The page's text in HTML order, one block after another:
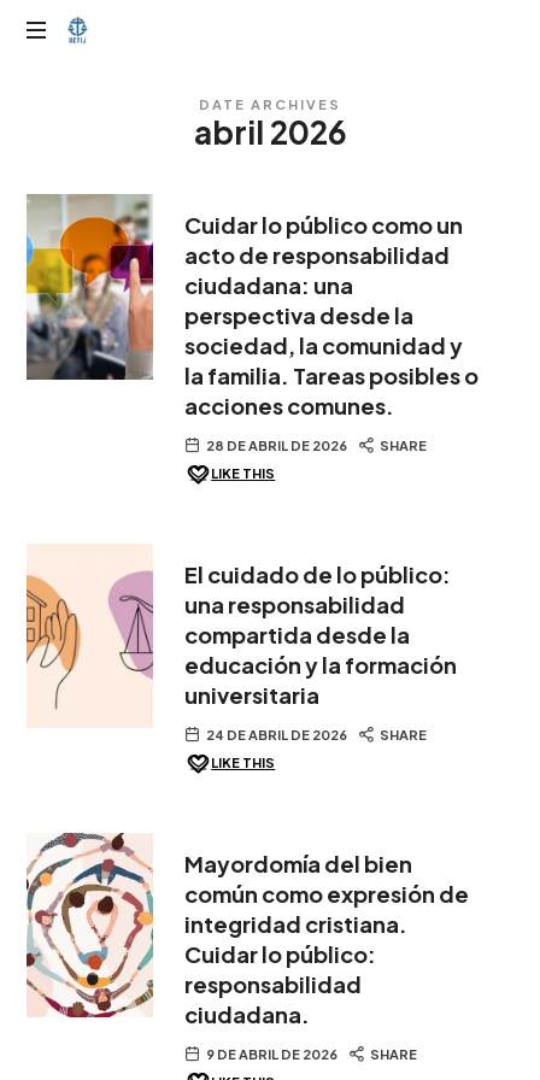
OTIJobservador
DATE ARCHIVES
abril 2026
Cuidar lo público como un
acto de responsabilidad
ciudadana: una
perspectiva desde la
sociedad, la comunidad y
la familia. Tareas posibles o
acciones comunes.
28 DE ABRIL DE 2026
SHARE
LIKE THIS
El cuidado de lo público:
una responsabilidad
compartida desde la
educación y la formación
universitaria
24 DE ABRIL DE 2026
SHARE
LIKE THIS
Mayordomía del bien
común como expresión de
integridad cristiana.
Cuidar lo público:
responsabilidad
ciudadana.
9 DE ABRIL DE 2026
SHARE